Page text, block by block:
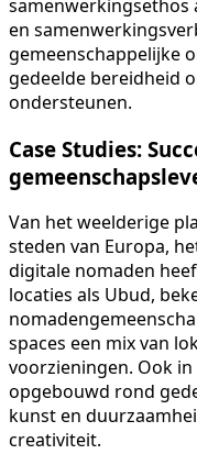
samenwerkingsethos
en
gemeenschappelijke
gedeelde bereidheid
ondersteunen.
Case Studies:
Van het weelderige
steden van Europa,
digitale nomaden
locaties als Ubud,
spaces een mix van
voorzieningen. Ook
opgebouwd rond
kunst en
creativiteit.